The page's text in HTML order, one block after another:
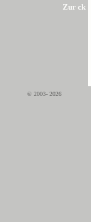
Zur ck
© 2003- 2026